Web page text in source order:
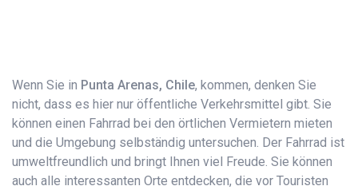
Wenn Sie in Punta Arenas, Chile, kommen, denken Sie
nicht, dass es hier nur öffentliche Verkehrsmittel gibt. Sie
können einen Fahrrad bei den örtlichen Vermietern mieten
und die Umgebung selbständig untersuchen. Der Fahrrad ist
umweltfreundlich und bringt Ihnen viel Freude. Sie können
auch alle interessanten Orte entdecken, die vor Touristen